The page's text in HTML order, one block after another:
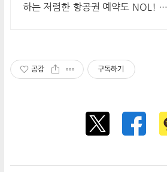
하는 저렴한 항공권 예약도 NOL! 바
공감 구독하기